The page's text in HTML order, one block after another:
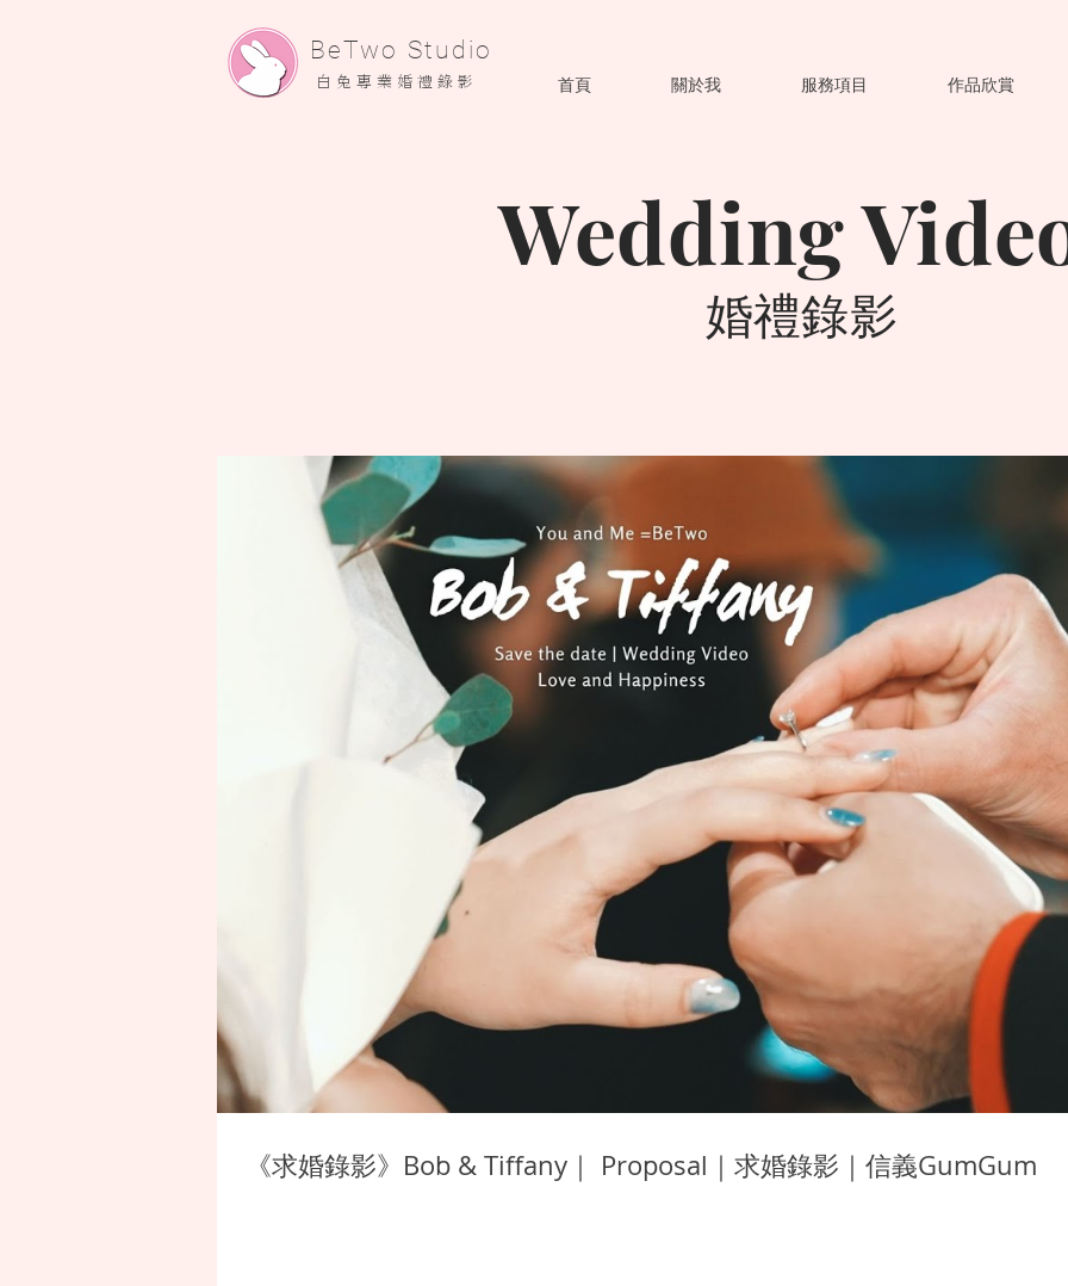
​BeTwo Studio
​白 兔 專 業 婚 禮 錄 影 首頁 關於我 服務項目 作品欣賞
Wedding
​婚禮錄影
《求婚錄影》Bob & Tiffany｜ Proposal｜求婚錄影｜信義GumGum